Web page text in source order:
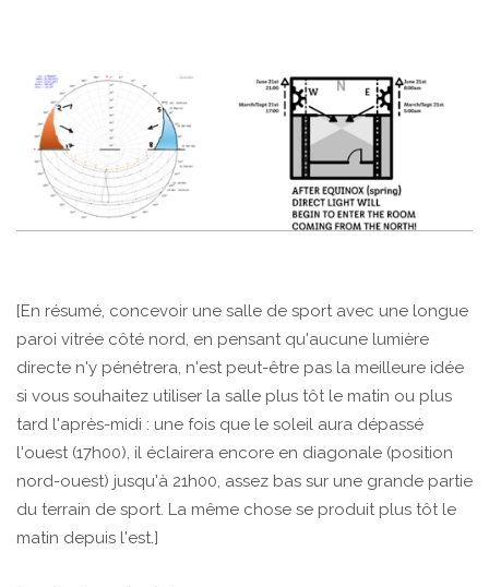
[En résumé, concevoir une salle de sport avec une longue
paroi vitrée côté nord, en pensant qu'aucune lumière
directe n'y pénétrera, n'est peut-être pas la meilleure idée
si vous souhaitez utiliser la salle plus tôt le matin ou plus
tard l'après-midi : une fois que le soleil aura dépassé
l'ouest (17h00), il éclairera encore en diagonale (position
nord-ouest) jusqu'à 21h00, assez bas sur une grande partie
du terrain de sport. La même chose se produit plus tôt le
matin depuis l'est.]